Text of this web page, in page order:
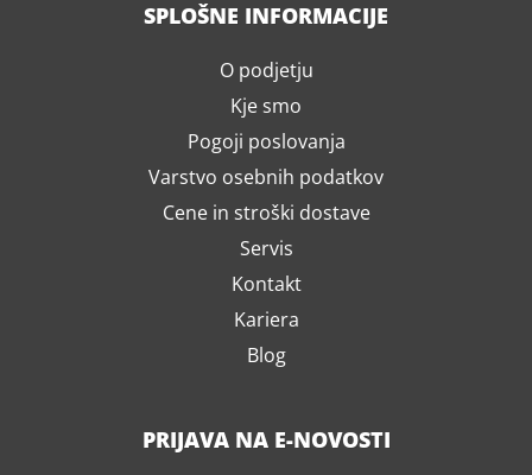
SPLOŠNE INFORMACIJE
O podjetju
Kje smo
Pogoji poslovanja
Varstvo osebnih podatkov
Cene in stroški dostave
Servis
Kontakt
Kariera
Blog
PRIJAVA NA E-NOVOSTI